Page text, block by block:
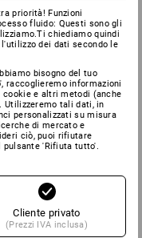
priorità! Funzioni
fluido: Questi sono gli
chiediamo quindi
dei dati secondo le
bisogno del tuo
raccoglieremo informazioni
e altri metodi (anche
Utilizzeremo tali dati, in
personalizzati su misura
di mercato e
ciò, puoi rifiutare
'Rifiuta tutto'.
Cliente privato
(Prezzi IVA inclusa)